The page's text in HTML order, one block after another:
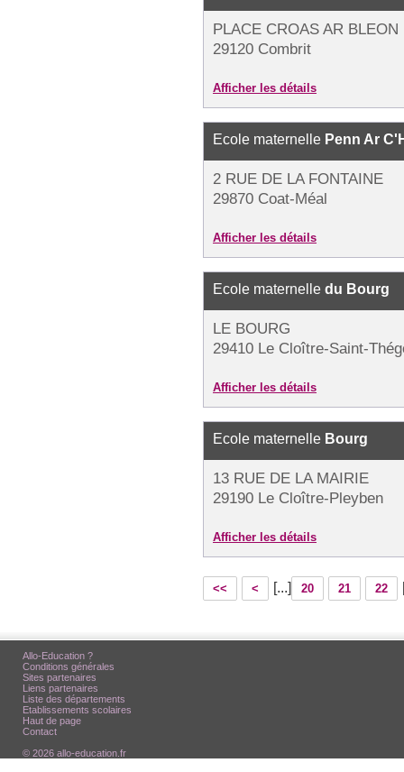
PLACE CROAS AR BLEON
29120 Combrit
Afficher les détails
Ecole maternelle Penn Ar
2 RUE DE LA FONTAINE
29870 Coat-Méal
Afficher les détails
Ecole maternelle du Bourg
LE BOURG
29410 Le Cloître-Saint-
Afficher les détails
Ecole maternelle Bourg
13 RUE DE LA MAIRIE
29190 Le Cloître-Pleyben
Afficher les détails
<< < [...] 20 21 22
Allo-Education ?
Conditions générales
Sites partenaires
Liens partenaires
Liste des départements
Etablissements scolaires
Haut de page
Contact
© 2026 allo-education.fr